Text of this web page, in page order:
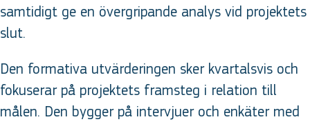
samtidigt ge en övergripande analys vid projektets
slut.
Den formativa utvärderingen sker kvartalsvis och
fokuserar på projektets framsteg i relation till
målen. Den bygger på intervjuer och enkäter med